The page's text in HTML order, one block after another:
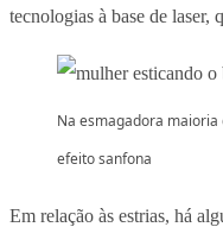
tecnologias à base de laser,
Na esmagadora maioria
efeito sanfona
Em relação às estrias, há